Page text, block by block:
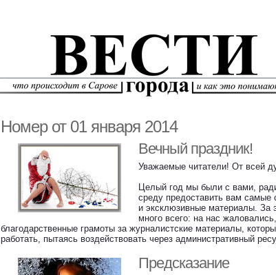
Номер от 01 января 2014
Вечный праздник!
Уважаемые читатели! От всей
Целый год мы были с вами,
среду предоставить вам самые
и эксклюзивные материалы. За
много всего: на нас
благодарственные грамоты за журналистские материалы,
работать, пытаясь воздействовать через административный
Предсказание